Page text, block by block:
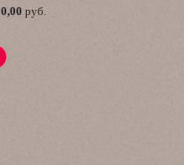
руб.